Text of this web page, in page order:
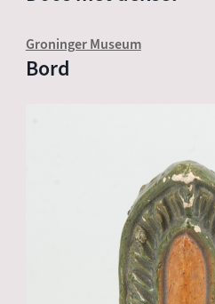
Groninger Museum
Bord